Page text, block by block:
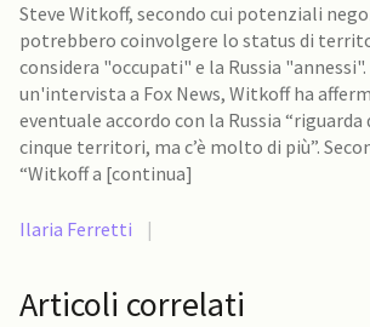
Steve Witkoff, secondo cui potenziali
potrebbero coinvolgere lo status di
considera "occupati" e la Russia "annessi". Precisamente, in
un'intervista a Fox News, Witkoff ha
eventuale accordo con la Russia
cinque territori, ma c’è molto di più”.
“Witkoff a [continua]
Ilaria Ferretti |
Articoli correlati